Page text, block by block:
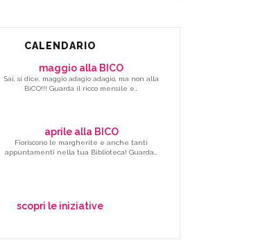
CALENDARIO
maggio alla BICO
Sai, si dice, maggio adagio adagio, ma non alla
BiCO!!! Guarda il ricco mensile e…
aprile alla BICO
Fioriscono le margherite e anche tanti
appuntamenti nella tua Biblioteca! Guarda…
scopri le iniziative